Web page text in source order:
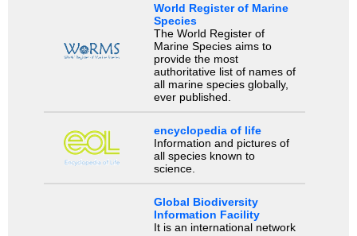
World Register of Marine
Species
The World Register of
Marine Species aims to
provide the most
authoritative list of names of
all marine species globally,
ever published.
encyclopedia of life
Information and pictures of
all species known to
science.
Global Biodiversity
Information Facility
It is an international network